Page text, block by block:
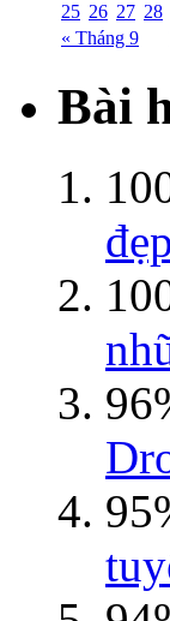
« Tháng 9
25 26 27 28
Bài